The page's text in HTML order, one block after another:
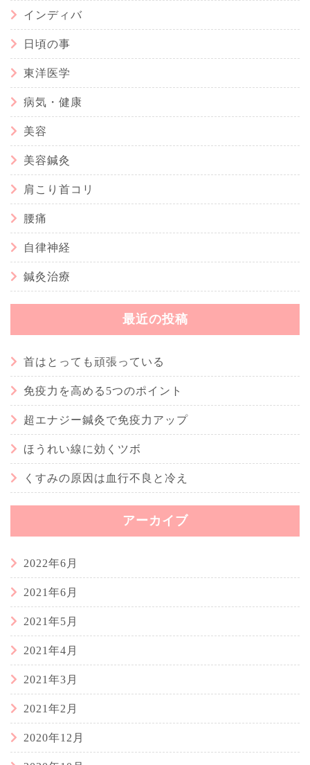
インディバ
日頃の事
東洋医学
病気・健康
美容
美容鍼灸
肩こり首コリ
腰痛
自律神経
鍼灸治療
最近の投稿
首はとっても頑張っている
免疫力を高める5つのポイント
超エナジー鍼灸で免疫力アップ
ほうれい線に効くツボ
くすみの原因は血行不良と冷え
アーカイブ
2022年6月
2021年6月
2021年5月
2021年4月
2021年3月
2021年2月
2020年12月